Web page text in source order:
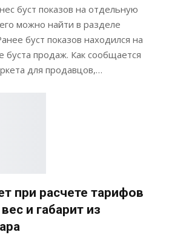
буст показов на отдельную
можно найти в разделе
буст показов находился на
буста продаж. Как сообщается
для продавцов,…
при расчете тарифов
и габарит из